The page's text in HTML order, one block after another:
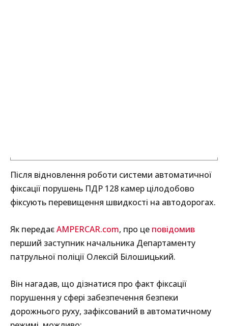
Після відновлення роботи системи автоматичної
фіксації порушень ПДР 128 камер цілодобово
фіксують перевищення швидкості на автодорогах.
Як передаєAMPERCAR.com, про це повідомив
перший заступник начальника Департаменту
патрульної поліції Олексій Білошицький.
Він нагадав, що дізнатися про факт фіксації
порушення у сфері забезпечення безпеки
дорожнього руху, зафіксований в автоматичному